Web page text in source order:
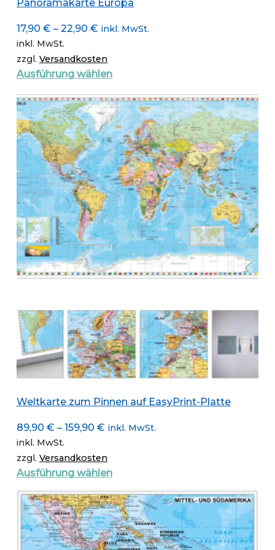
Panoramakarte Europa
17,90 € – 22,90 € inkl. MwSt.
inkl. MwSt.
zzgl. Versandkosten
Ausführung wählenDieses
weist
mehrere
Varianten
auf.
Die
Optionen
können
auf
der
Produktseite
gewählt
werden
Weltkarte zum Pinnen auf EasyPrint-Platte
89,90 € – 159,90 € inkl. MwSt.
inkl. MwSt.
zzgl. Versandkosten
Ausführung wählenDieses
weist
mehrere
Varianten
auf.